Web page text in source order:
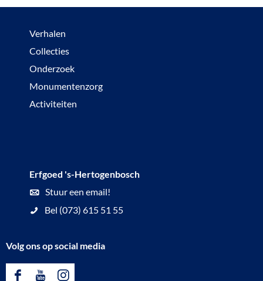
Verhalen
Collecties
Onderzoek
Monumentenzorg
Activiteiten
Erfgoed 's-Hertogenbosch
Stuur een email!
Bel (073) 615 51 55
Volg ons op social media